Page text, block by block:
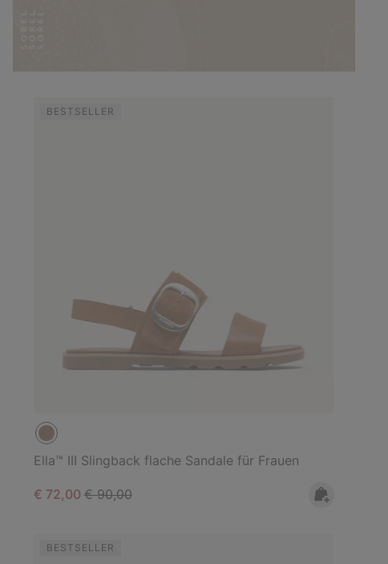
BESTSELLER
Ella™ III Slingback flache Sandale für Frauen
Sale price:
€ 72,00 Regular price:
€ 90,00
BESTSELLER